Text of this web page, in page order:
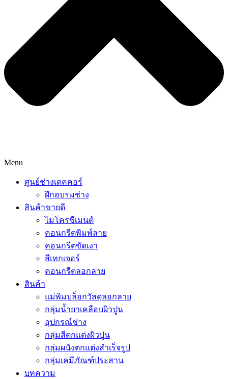
Menu
ศูนย์ช่างเดคคอร์
ฝึกอบรมช่าง
สินค้าขายดี
ไมโครซีเมนต์
คอนกรีตพิมพ์ลาย
คอนกรีตขัดเงา
สีเทกเจอร์
คอนกรีตลอกลาย
สินค้า
แม่พิมบล็อกวัสดุลอกลาย
กลุ่มน้ำยาเคลือบผิวปูน
อุปกรณ์ช่าง
กลุ่มสีตกแต่งผิวปูน
กลุ่มผนังตกแต่งสำเร็จรูป
กลุ่มเคมีภัณฑ์ประสาน
บทความ